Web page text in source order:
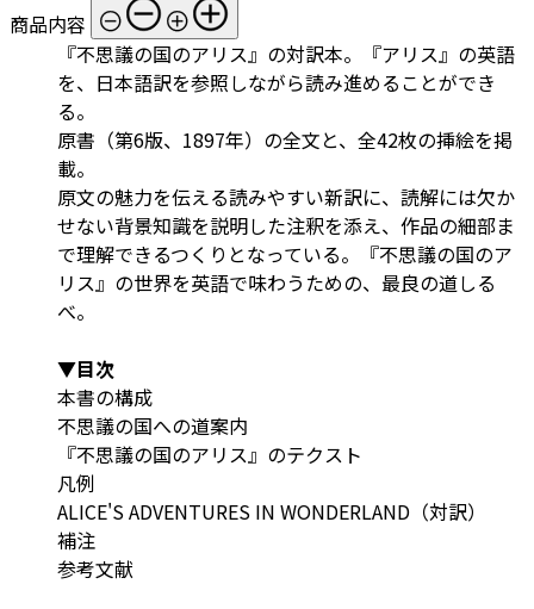
商品内容
『不思議の国のアリス』の対訳本。『アリス』の英語
を、日本語訳を参照しながら読み進めることができ
る。
原書（第6版、1897年）の全文と、全42枚の挿絵を掲
載。
原文の魅力を伝える読みやすい新訳に、読解には欠か
せない背景知識を説明した注釈を添え、作品の細部ま
で理解できるつくりとなっている。『不思議の国のア
リス』の世界を英語で味わうための、最良の道しる
べ。
▼目次
本書の構成
不思議の国への道案内
『不思議の国のアリス』のテクスト
凡例
ALICE'S ADVENTURES IN WONDERLAND（対訳）
補注
参考文献